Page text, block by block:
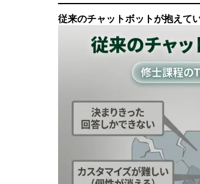
従来のチャットボットが抱えて